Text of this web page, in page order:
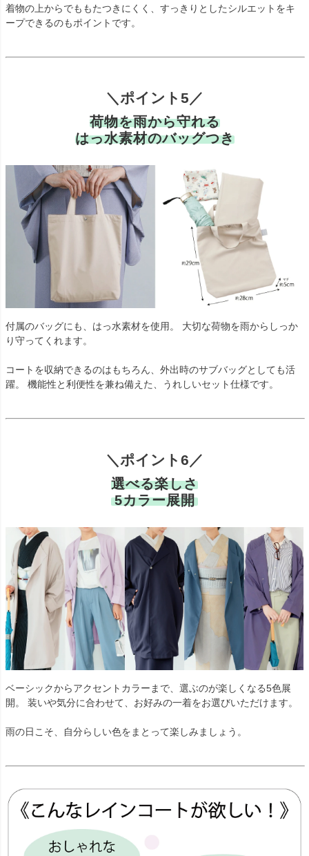
着物の上からでももたつきにくく、すっきりとしたシルエットをキ
ープできるのもポイントです。
＼ポイント5／
荷物を雨から守れる
はっ水素材のバッグつき
付属のバッグにも、はっ水素材を使用。 大切な荷物を雨からしっか
り守ってくれます。
コートを収納できるのはもちろん、外出時のサブバッグとしても活
躍。 機能性と利便性を兼ね備えた、うれしいセット仕様です。
＼ポイント6／
選べる楽しさ
5カラー展開
ベーシックからアクセントカラーまで、選ぶのが楽しくなる5色展
開。 装いや気分に合わせて、お好みの一着をお選びいただけます。
雨の日こそ、自分らしい色をまとって楽しみましょう。